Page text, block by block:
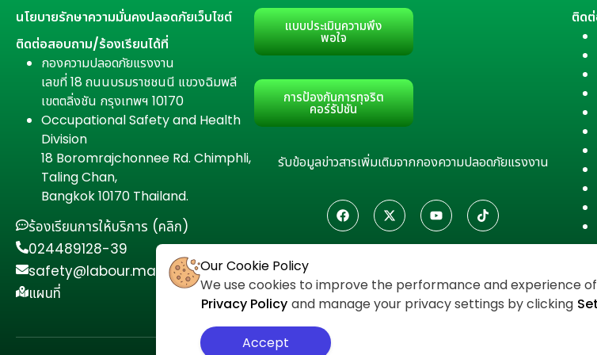
นโยบายรักษาความมั่นคงปลอดภัยเว็บไซต์
ติดต่อสอบถาม/ร้องเรียนได้ที่
กองความปลอดภัยแรงงาน
เลขที่ 18 ถนนบรมราชชนนี แขวงฉิมพลี
เขตตลิ่งชัน กรุงเทพฯ 10170
Occupational Safety and Health
Division
18 Boromrajchonnee Rd. Chimphli,
Taling Chan,
Bangkok 10170 Thailand.
ร้องเรียนการให้บริการ (คลิก)
024489128-39
safety@labour.mail.go.th
แผนที่
แบบประเมินความพึง
พอใจ
การป้องกันการทุจริต
คอร์รัปชัน
รับข้อมูลข่าวสารเพิ่มเติมจากกองความปลอดภัยแรงงาน
ติด
Our Cookie Policy
We use cookies to improve the performance and experience
Privacy Policy and manage your privacy settings by clicking
Accept